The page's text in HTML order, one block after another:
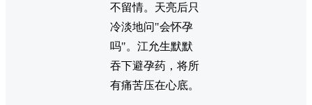
不留情。天亮后只
冷淡地问"会怀孕
吗"。江允生默默
吞下避孕药，将所
有痛苦压在心底。